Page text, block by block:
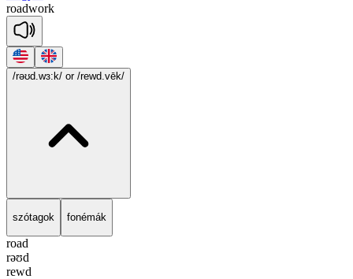
roadwork
/rəʊd.wɜ:k/ or /rewd.vēk/
szótagok fonémák
road
rəʊd
rewd